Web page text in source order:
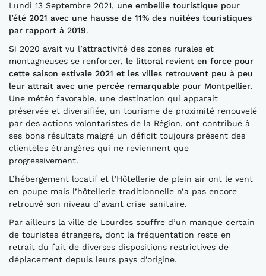
Lundi 13 Septembre 2021, une embellie touristique pour
l’été 2021 avec une hausse de 11% des nuitées touristiques
par rapport à 2019.
Si 2020 avait vu l’attractivité des zones rurales et
montagneuses se renforcer, le littoral revient en force pour
cette saison estivale 2021 et les villes retrouvent peu à peu
leur attrait avec une percée remarquable pour Montpellier.
Une météo favorable, une destination qui apparait
préservée et diversifiée, un tourisme de proximité renouvelé
par des actions volontaristes de la Région, ont contribué à
ses bons résultats malgré un déficit toujours présent des
clientèles étrangères qui ne reviennent que
progressivement.
L’hébergement locatif et l’Hôtellerie de plein air ont le vent
en poupe mais l’hôtellerie traditionnelle n’a pas encore
retrouvé son niveau d’avant crise sanitaire.
Par ailleurs la ville de Lourdes souffre d’un manque certain
de touristes étrangers, dont la fréquentation reste en
retrait du fait de diverses dispositions restrictives de
déplacement depuis leurs pays d’origine.